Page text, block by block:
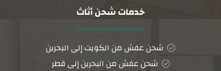
خدمات شحن أثاث
شحن عفش من الكويت إلى البحرين
شحن عفش من البحرين إلى قطر